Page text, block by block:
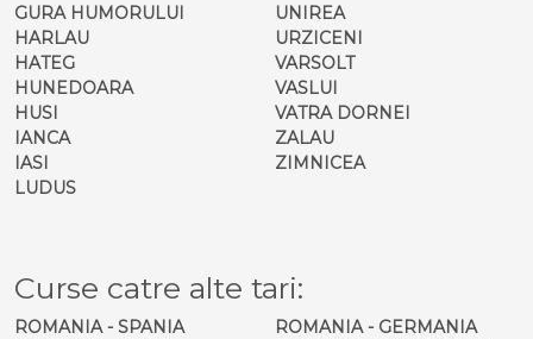
GURA HUMORULUI
HARLAU
HATEG
HUNEDOARA
HUSI
IANCA
IASI
LUDUS
UNIREA
URZICENI
VARSOLT
VASLUI
VATRA DORNEI
ZALAU
ZIMNICEA
Curse catre alte tari:
ROMANIA - SPANIA
ROMANIA - GERMANIA